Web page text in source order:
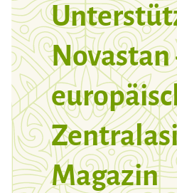
Novastan
Magazin